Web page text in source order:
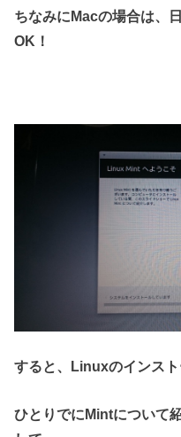
ちなみにMacの場合は、
OK！
すると、Linuxのインス
ひとりでにMintについて